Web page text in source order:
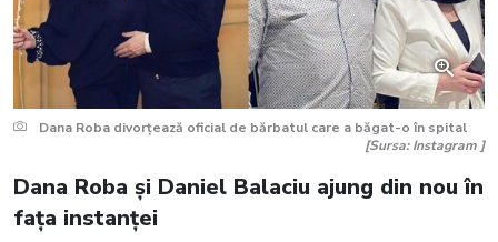
Dana Roba divorțează oficial de bărbatul care a băgat-o în spital
[Sursa: Instagram ]
Dana Roba și Daniel Balaciu ajung din nou în
fața instanței